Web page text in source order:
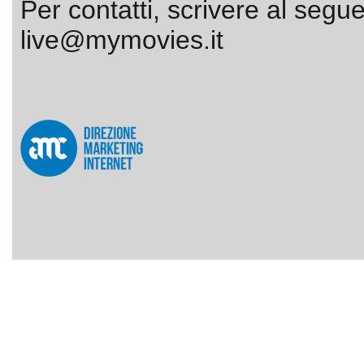
Per contatti, scrivere al
live@mymovies.it